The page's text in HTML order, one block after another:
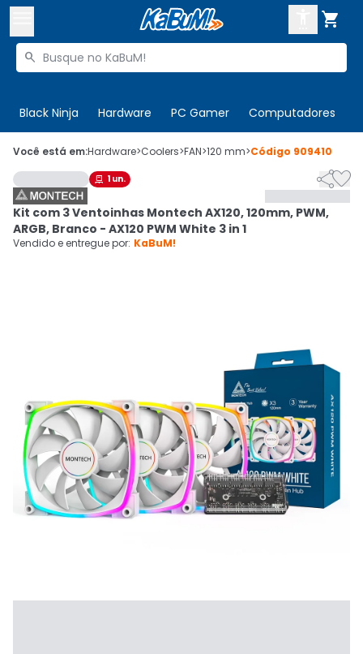

Buscar produtos

Black Ninja Hardware PC Gamer Computadores
 Olá. Acesse sua conta
 Departamentos
Cupons
CADASTRE-SE
Você está em:Hardware>Coolers>FAN>120 mm>Código 909410
 1 un. 
Kit com 3 Ventoinhas Montech AX120, 120mm, PWM,
ARGB, Branco - AX120 PWM White 3 in 1
Vendido e entregue por: KaBuM!